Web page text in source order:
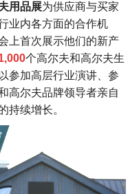
用品展为供应商与买家
业内各方面的合作机
上首次展示他们的新产
个高尔夫和高尔夫生
参加高层行业演讲、参
高尔夫品牌领导者亲自
持续增长。